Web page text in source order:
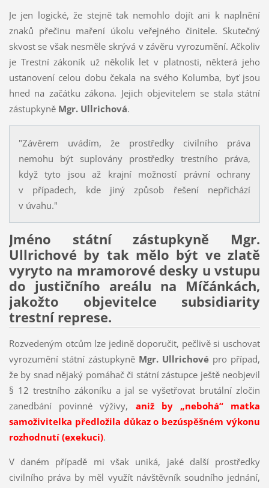
Je jen logické, že stejně tak nemohlo dojít ani k naplnění
znaků přečinu maření úkolu veřejného činitele. Skutečný
skvost se však nesměle skrývá v závěru vyrozumění. Ačkoliv
je Trestní zákoník už několik let v platnosti, některá jeho
ustanovení celou dobu čekala na svého Kolumba, byť jsou
hned na začátku zákona. Jejich objevitelem se stala státní
zástupkyněMgr. Ullrichová.
"Závěrem uvádím, že prostředky civilního práva
nemohu být suplovány prostředky trestního práva,
když tyto jsou až krajní možností právní ochrany
v případech, kde jiný způsob řešení nepřichází
v úvahu."
Jméno státní zástupkyně Mgr.
Ullrichové by tak mělo být ve zlatě
vyryto na mramorové desky u vstupu
do justičního areálu na Míčánkách,
jakožto objevitelce subsidiarity
trestní represe.
Rozvedeným otcům lze jedině doporučit, pečlivě si uschovat
vyrozumění státní zástupkyně Mgr. Ullrichové pro případ,
že by snad nějaký pomáhač či státní zástupce ještě neobjevil
§ 12 trestního zákoníku a jal se vyšetřovat brutální zločin
zanedbání povinné výživy, aniž by „nebohá“ matka
samoživitelka předložila důkaz o bezúspěšném výkonu
rozhodnutí (exekuci).
V daném případě mi však uniká, jaké další prostředky
civilního práva by měl využít návštěvník soudního jednání,